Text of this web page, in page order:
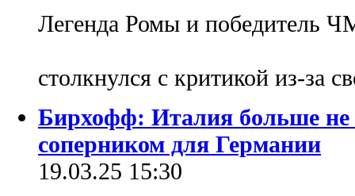
Легенда Ромы и победитель
столкнулся с критикой из-за
Бирхофф: Италия больше
соперником для Германии
19.03.25 15:30